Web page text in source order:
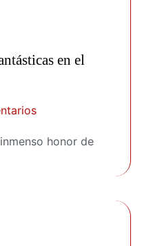
en el
honor de